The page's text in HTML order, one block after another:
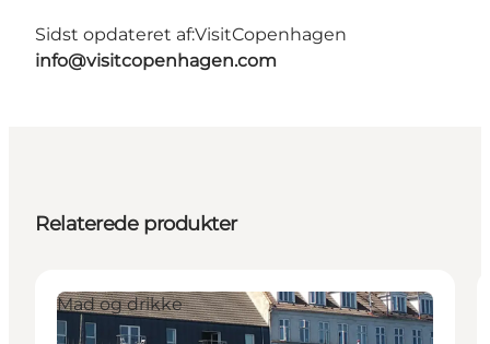
Sidst opdateret af:VisitCopenhagen
info@visitcopenhagen.com
Relaterede produkter
Mad og drikke